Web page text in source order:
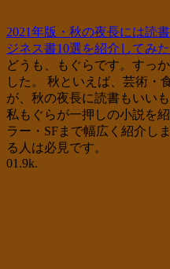
2021年版・秋の夜長には読
ジネス書10選を紹介してみた
どうも、もぐらです。すっ
した。 秋といえば、芸術・
が、秋の夜長に読書もいい
私もぐらが一押しの小説を
ラー・SFまで幅広く紹介し
る人は必見です。
01.9k.